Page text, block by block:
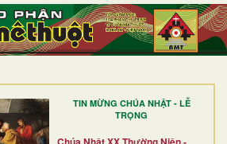
TIN MỪNG CHÚA NHẬT - LỄ
TRỌNG